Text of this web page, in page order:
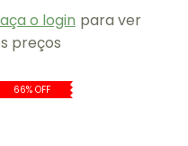
o login para ver
preços
66% OFF